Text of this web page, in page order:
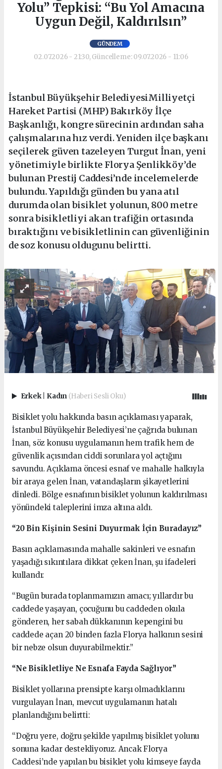
Yolu” Tepkisi: “Bu Yol Amacına
Uygun Değil, Kaldırılsın”
GÜNDEM
02.07.2026 - 21:30, Güncelleme: 09.07.2026 - 11:06
İstanbul Büyükşehir BelediyesiMilliyetçi
Hareket Partisi (MHP) Bakırköy İlçe
Başkanlığı, kongre sürecinin ardından saha
çalışmalarına hız verdi. Yeniden ilçe başkanı
seçilerek güven tazeleyen Turgut İnan, yeni
yönetimiyle birlikte Florya Şenlikköy’de
bulunan Prestij Caddesi’nde incelemelerde
bulundu. Yapıldığı günden bu yana atıl
durumda olan bisiklet yolunun, 800 metre
sonra bisikletliyi akan trafiğin ortasında
bıraktığını ve bisikletlinin can güvenliğinin
de soz konusu oldugunu belirtti.
Erkek Kadın (Haberi Sesli Oku)
Bisiklet yolu hakkında basın açıklaması yaparak,
İstanbul Büyükşehir Belediyesi’ne çağrıda bulunan
İnan, söz konusu uygulamanın hem trafik hem de
güvenlik açısından ciddi sorunlara yol açtığını
savundu. Açıklama öncesi esnaf ve mahalle halkıyla
bir araya gelen İnan, vatandaşların şikayetlerini
dinledi. Bölge esnafının bisiklet yolunun kaldırılması
yönündeki taleplerini imza altına aldı.
“20 Bin Kişinin Sesini Duyurmak İçin Buradayız”
Basın açıklamasında mahalle sakinleri ve esnafın
yaşadığı sıkıntılara dikkat çeken İnan, şu ifadeleri
kullandı:
“Bugün burada toplanmamızın amacı; yıllardır bu
caddede yaşayan, çocuğunu bu caddeden okula
gönderen, her sabah dükkanının kepengini bu
caddede açan 20 binden fazla Florya halkının sesini
bir nebze olsun duyurabilmektir.”
“Ne Bisikletliye Ne Esnafa Fayda Sağlıyor”
Bisiklet yollarına prensipte karşı olmadıklarını
vurgulayan İnan, mevcut uygulamanın hatalı
planlandığını belirtti:
“Doğru yere, doğru şekilde yapılmış bisiklet yolunu
sonuna kadar destekliyoruz. Ancak Florya
Caddesi’nde yapılan bu bisiklet yolu kimseye fayda